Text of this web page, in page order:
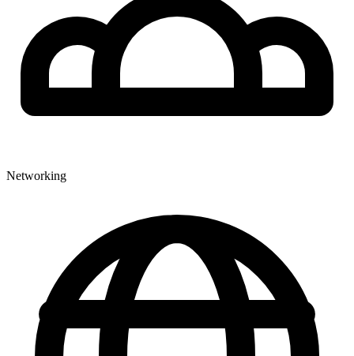
Networking